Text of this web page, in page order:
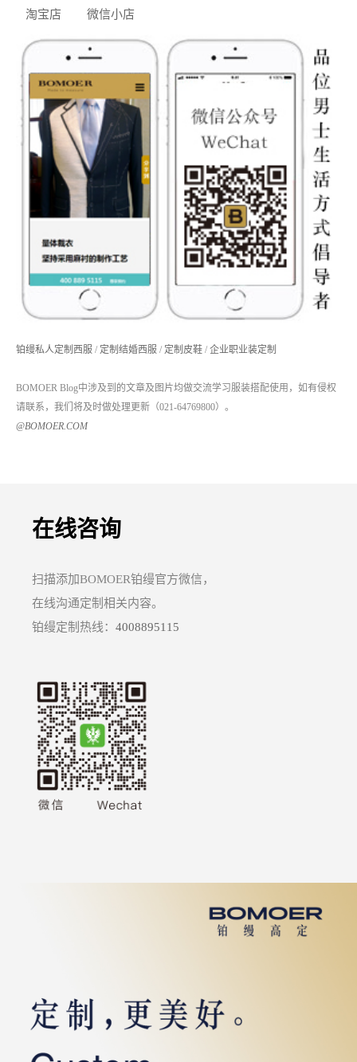
淘宝店 微信小店
铂缦私人定制西服 / 定制结婚西服 / 定制皮鞋 / 企业职业装定制
BOMOER Blog中涉及到的文章及图片均做交流学习服装搭配使用，如有侵权
请联系，我们将及时做处理更新（021-64769800）。
@BOMOER.COM
在线咨询
扫描添加BOMOER铂缦官方微信，
在线沟通定制相关内容。
铂缦定制热线： 4008895115